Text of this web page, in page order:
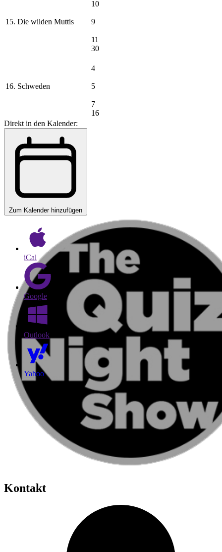
15. Die wilden Muttis
10
9
11
30
16. Schweden
4
5
7
16
Direkt in den Kalender:
Zum Kalender hinzufügen
iCal
Google
Outlook
Yahoo
Kontakt